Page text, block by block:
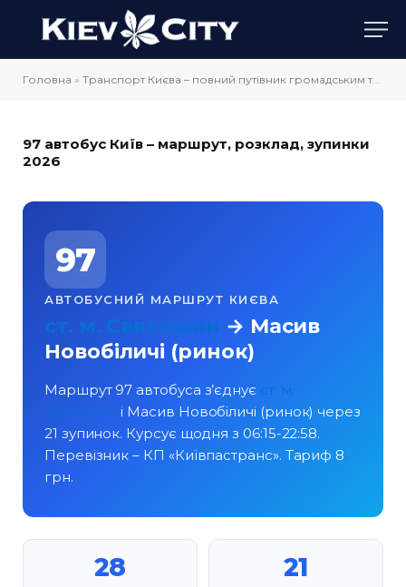
Головна » Транспорт Києва – повний путівник громадським транспортом
97 автобус Київ – маршрут, розклад, зупинки
2026
97
АВТОБУСНИЙ МАРШРУТ КИЄВА
ст. м. Святошин → Масив
Новобіличі (ринок)
Маршрут 97 автобуса з’єднує ст. м.
Святошин і Масив Новобіличі (ринок) через
21 зупинок. Курсує щодня з 06:15-22:58.
Перевізник – КП «Київпастранс». Тариф 8
грн.
28 21